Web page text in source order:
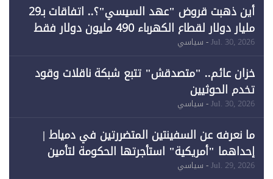
أين ذهبت قروض "عهد السيسي"؟.. اتفاقات بـ29
مليار دولار لقطاع الكهرباء 490 مليون دولار فقط
لـ"الطاقة المتجددة" (1)
Jul. 30, 2026- سياسي
خزان عائم.. "متصدقش" تتبع شبكة ناقلات وقود
تخدم الحوثيين
Jul. 30, 2026- سياسي
ما نعرفه عن السفينتين المتضررتين في دمياط |
إحداهما "أمريكية" استأجرتها الحكومة لتأمين
احتياجات الطاقة
Jul. 29, 2026- سياسي